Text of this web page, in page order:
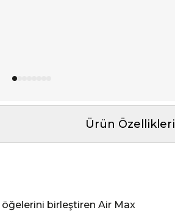
Ürün Özellikleri
birleştiren Air Max